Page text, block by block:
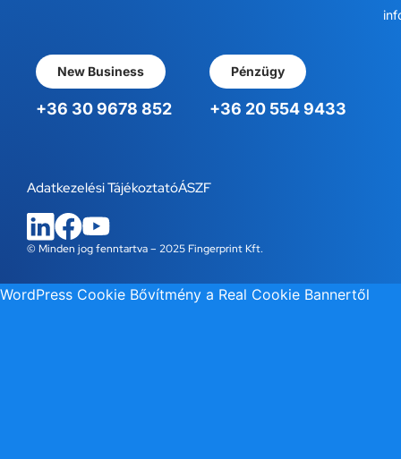
New Business
+36 30 9678 852
Pénzügy
+36 20 554 9433
© Minden jog fenntartva – 2025 Fingerprint Kft.
Adatkezelési TájékoztatóÁSZF
WordPress Cookie Bővítmény a Real Cookie Bannertől